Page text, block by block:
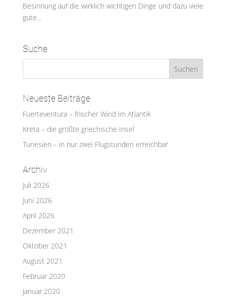
Besinnung auf die wirklich wichtigen Dinge und dazu viele
gute...
Suche
Neueste Beiträge
Fuerteventura – frischer Wind im Atlantik
Kreta – die größte griechische Insel
Tunesien – in nur zwei Flugstunden erreichbar
Archiv
Juli 2026
Juni 2026
April 2026
Dezember 2021
Oktober 2021
August 2021
Februar 2020
Januar 2020